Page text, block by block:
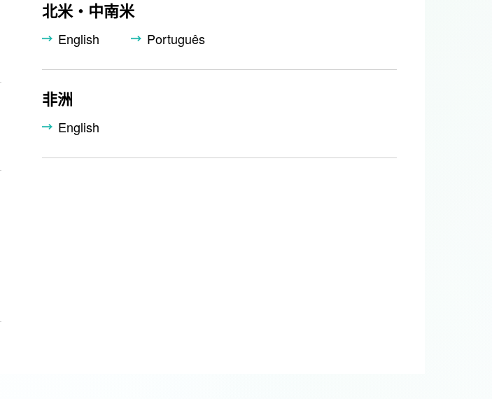
北米・中南米
English Português
非洲
English